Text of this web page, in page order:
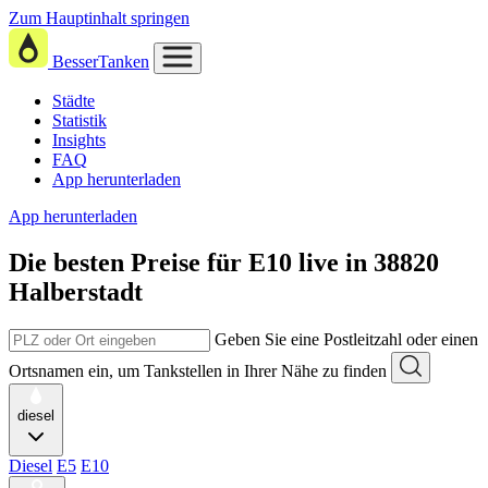
Zum Hauptinhalt springen
BesserTanken
Städte
Statistik
Insights
FAQ
App herunterladen
App herunterladen
Die besten Preise für E10 live in 38820
Halberstadt
Geben Sie eine Postleitzahl oder einen
Ortsnamen ein, um Tankstellen in Ihrer Nähe zu finden
diesel
Diesel E5 E10